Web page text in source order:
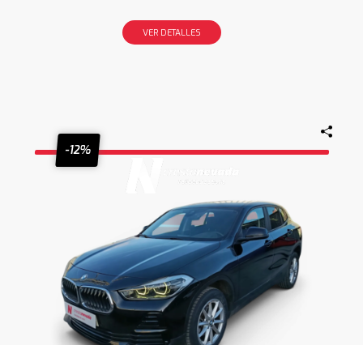
VER DETALLES
-12%